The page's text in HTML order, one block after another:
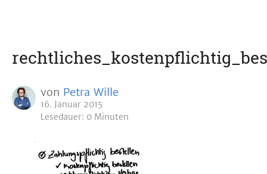
von Petra Wille
16. Januar 2015
Lesedauer: 0 Minuten